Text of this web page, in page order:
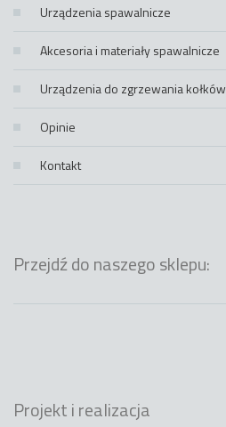
Urządzenia spawalnicze
Akcesoria i materiały spawalnicze
Urządzenia do zgrzewania kołków
Opinie
Kontakt
Przejdź do naszego sklepu:
Projekt i realizacja